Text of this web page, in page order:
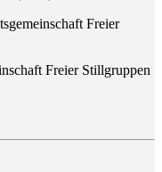
Freier Stillgruppen